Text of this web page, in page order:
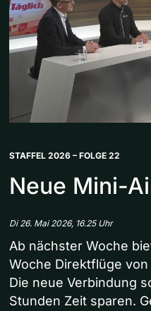
STAFFEL 2026 – FOLGE 22
Neue Mini-
Di 26. Mai 2026, 16.25 Uhr
Ab nächster Woche
Woche Direktflüge
Die neue Verbindung
Stunden Zeit sparen.